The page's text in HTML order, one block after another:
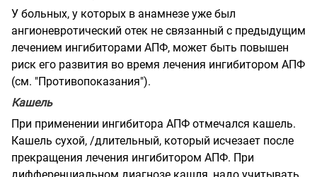
У больных, у которых в анамнезе уже был
ангионевротический отек не связанный с предыдущим
лечением ингибиторами АПФ, может быть повышен
риск его развития во время лечения ингибитором АПФ
(см. "Противопоказания").
Кашель
При применении ингибитора АПФ отмечался кашель.
Кашель сухой, /длительный, который исчезает после
прекращения лечения ингибитором АПФ. При